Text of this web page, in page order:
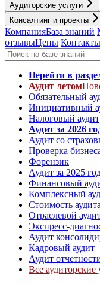
Аудиторские услуги
Консалтинг и проекты
КомпанияБаза знаний
отзывыЦены Контакты
Перейти в
Аудит летом
Обязательный
Инициативный
Налоговый аудит
Аудит за 2026
Аудит со
Проверка
Форензик
Аудит за 2025
Финансовый
Комплексный
Стоимость аудита
Отраслевой
Экспресс-
Аудит
Кадровый аудит
Аудит
Все аудиторские